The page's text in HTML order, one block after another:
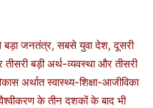
बड़ा जनतंत्र, सबसे युवा देश, दूसरी
बड़ी अर्थ-व्यवस्था और तीसरी
अर्थात स्वास्थ्य-शिक्षा-आजीविका
के तीन दशकों के बाद भी